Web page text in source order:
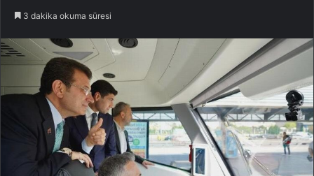
3 dakika okuma süresi